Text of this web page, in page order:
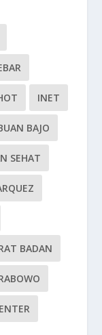
INET
BAJO
SEHAT
BADAN